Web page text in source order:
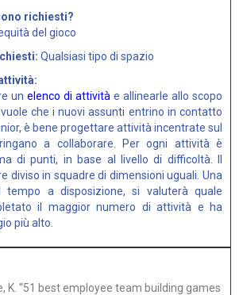
richiesti?
del gioco
Qualsiasi tipo di spazio
un elenco di attività e allinearle allo scopo
che i nuovi assunti entrino in contatto
è bene progettare attività incentrate sul
a collaborare. Per ogni attività è
di punti, in base al livello di difficoltà. Il
diviso in squadre di dimensioni uguali. Una
a disposizione, si valuterà quale
il maggior numero di attività e ha
più alto.
K. “51 best employee team building games